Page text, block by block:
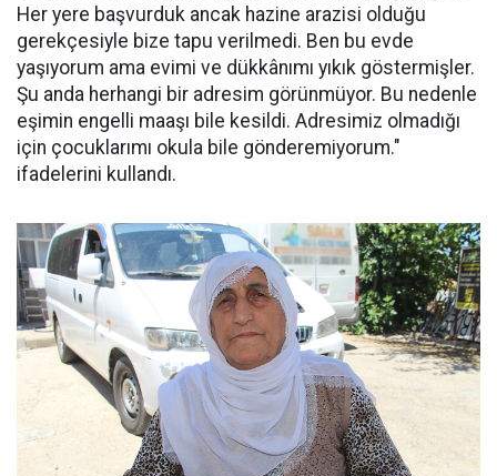
Her yere başvurduk ancak hazine arazisi olduğu
gerekçesiyle bize tapu verilmedi. Ben bu evde
yaşıyorum ama evimi ve dükkânımı yıkık göstermişler.
Şu anda herhangi bir adresim görünmüyor. Bu nedenle
eşimin engelli maaşı bile kesildi. Adresimiz olmadığı
için çocuklarımı okula bile gönderemiyorum."
ifadelerini kullandı.